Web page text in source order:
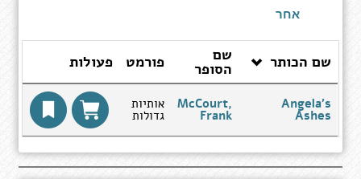
אחר
שם הכותר שם
הסופר פורמט פעולות
Angela's
Ashes
McCourt,
Frank
אותיות
גדולות